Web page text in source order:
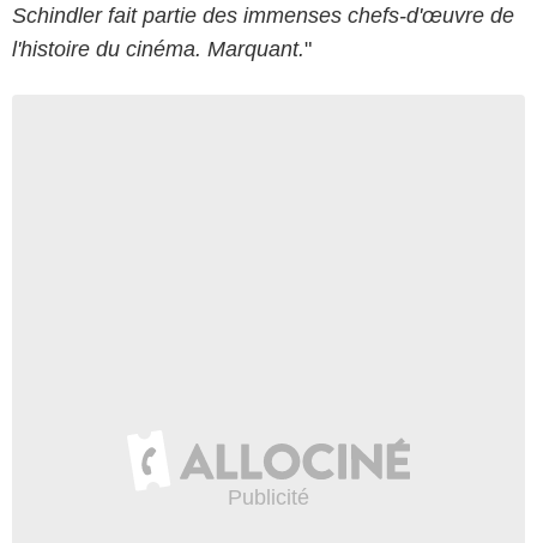
Schindler fait partie des immenses chefs-d'œuvre de
l'histoire du cinéma. Marquant."